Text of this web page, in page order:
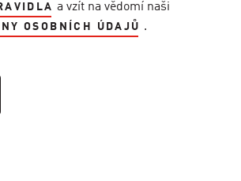
a vzít na vědomí naši
OSOBNÍCH ÚDAJŮ .